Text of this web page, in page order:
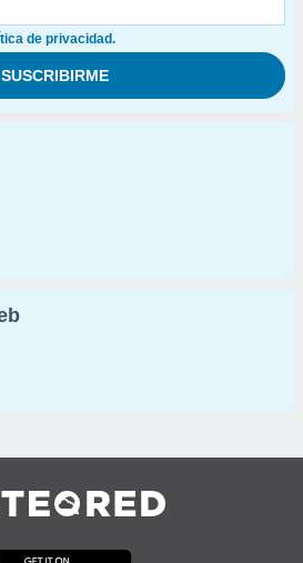
de privacidad.